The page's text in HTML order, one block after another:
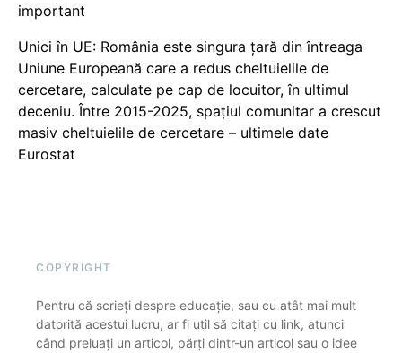
important
Unici în UE: România este singura țară din întreaga
Uniune Europeană care a redus cheltuielile de
cercetare, calculate pe cap de locuitor, în ultimul
deceniu. Între 2015-2025, spațiul comunitar a crescut
masiv cheltuielile de cercetare – ultimele date
Eurostat
COPYRIGHT
Pentru că scrieți despre educație, sau cu atât mai mult
datorită acestui lucru, ar fi util să citați cu link, atunci
când preluați un articol, părți dintr-un articol sau o idee